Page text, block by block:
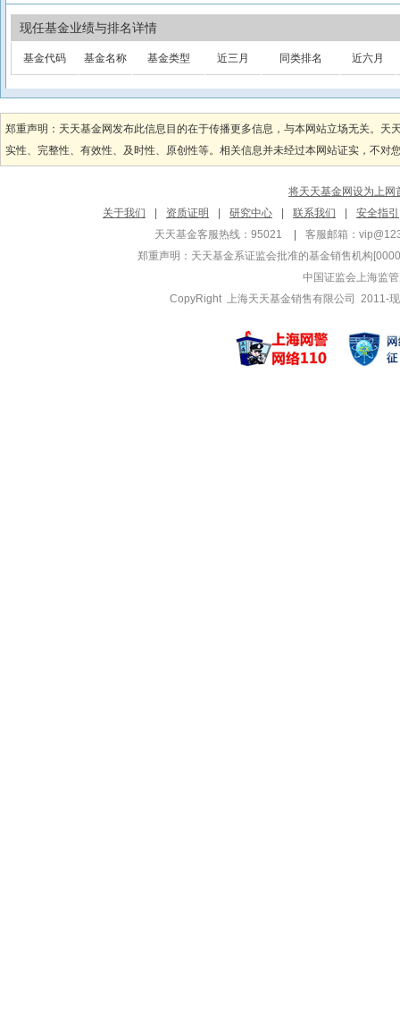
现任基金业绩与排名详情
基金代码 基金名称 基金类型 近三月 同类排名 近六月
郑重声明：天天基金网发布此信息目的在于传播更多信息，与本网站立场无关。
实性、完整性、有效性、及时性、原创性等。相关信息并未经过本网站证实，不
将天天基金网设为上网
关于我们
资质证明 研究中心 联系我们
安全指引
天天基金客服热线：95021
客服邮箱：
郑重声明： 天天基金系证监会批准的基金销售机构
中国证监会上海监
CopyRight 上海天天基金销售有限公司 2011-